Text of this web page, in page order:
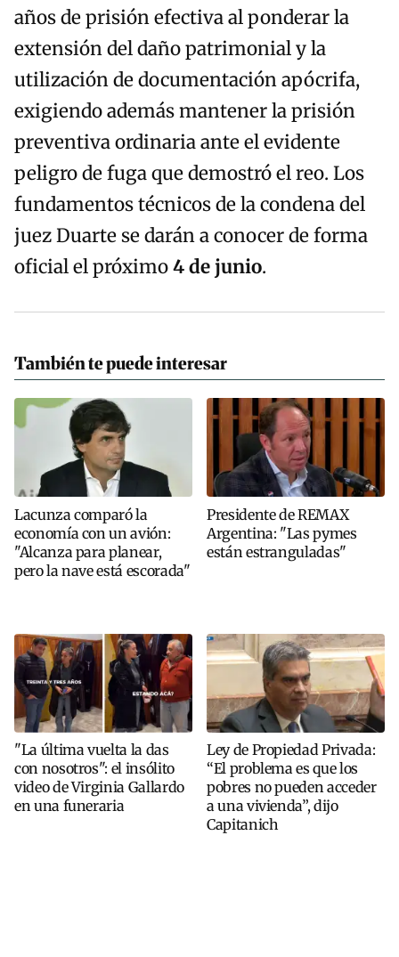
años de prisión efectiva al ponderar la
extensión del daño patrimonial y la
utilización de documentación apócrifa,
exigiendo además mantener la prisión
preventiva ordinaria ante el evidente
peligro de fuga que demostró el reo. Los
fundamentos técnicos de la condena del
juez Duarte se darán a conocer de forma
oficial el próximo4 de junio.
También te puede interesar
Lacunza comparó la
economía con un avión:
"Alcanza para planear,
pero la nave está escorada"
Presidente de REMAX
Argentina: "Las pymes
están estranguladas"
"La última vuelta la das
con nosotros": el insólito
video de Virginia Gallardo
en una funeraria
Ley de Propiedad Privada:
“El problema es que los
pobres no pueden acceder
a una vivienda”, dijo
Capitanich